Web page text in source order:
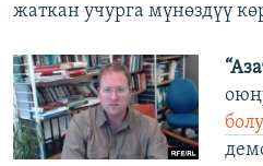
жаткан учурга мүнөздүү